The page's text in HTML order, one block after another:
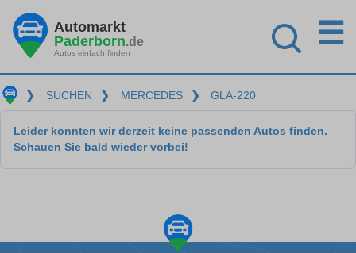
Automarkt
Paderborn.de
Autos einfach finden
☰
❯ SUCHEN ❯ MERCEDES ❯ GLA-220
Leider konnten wir derzeit keine passenden Autos finden.
Schauen Sie bald wieder vorbei!